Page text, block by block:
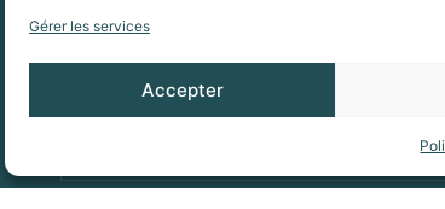
Gérer les services
Accepter
VOUS SOUHAITEZ ÊTRE